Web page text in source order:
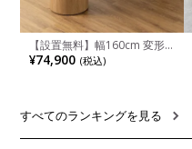
【設置無料】幅160cm 変形
半円 ダイニングテーブル モ
ルタル風 LENAS コンクリー
リア風 グレージュ
¥74,900 (税込)
すべてのランキングを見る